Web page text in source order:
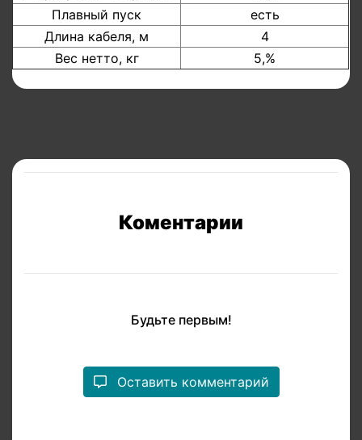
Плавный пуск
есть
Длина кабеля, м
4
Вес нетто, кг
5,%
Коментарии
Будьте первым!
Оставить комментарий